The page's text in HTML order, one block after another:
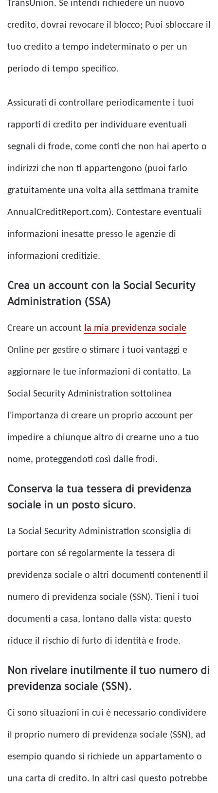
TransUnion. Se intendi richiedere un nuovo
credito, dovrai revocare il blocco; Puoi sbloccare il
tuo credito a tempo indeterminato o per un
periodo di tempo specifico.
Assicurati di controllare periodicamente i tuoi
rapporti di credito per individuare eventuali
segnali di frode, come conti che non hai aperto o
indirizzi che non ti appartengono (puoi farlo
gratuitamente una volta alla settimana tramite
AnnualCreditReport.com). Contestare eventuali
informazioni inesatte presso le agenzie di
informazioni creditizie.
Crea un account con la Social Security
Administration (SSA)
Creare un account la mia previdenza sociale
Online per gestire o stimare i tuoi vantaggi e
aggiornare le tue informazioni di contatto. La
Social Security Administration sottolinea
l'importanza di creare un proprio account per
impedire a chiunque altro di crearne uno a tuo
nome, proteggendoti così dalle frodi.
Conserva la tua tessera di previdenza
sociale in un posto sicuro.
La Social Security Administration sconsiglia di
portare con sé regolarmente la tessera di
previdenza sociale o altri documenti contenenti il ​​
numero di previdenza sociale (SSN). Tieni i tuoi
documenti a casa, lontano dalla vista: questo
riduce il rischio di furto di identità e frode.
Non rivelare inutilmente il tuo numero di
previdenza sociale (SSN).
Ci sono situazioni in cui è necessario condividere
il proprio numero di previdenza sociale (SSN), ad
esempio quando si richiede un appartamento o
una carta di credito. In altri casi questo potrebbe